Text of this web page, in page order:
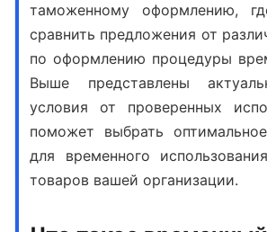
таможенному оформлению,
сравнить предложения от
по оформлению процедуры
Выше представлены
условия от проверенных
поможет выбрать
для временного
товаров вашей организации.